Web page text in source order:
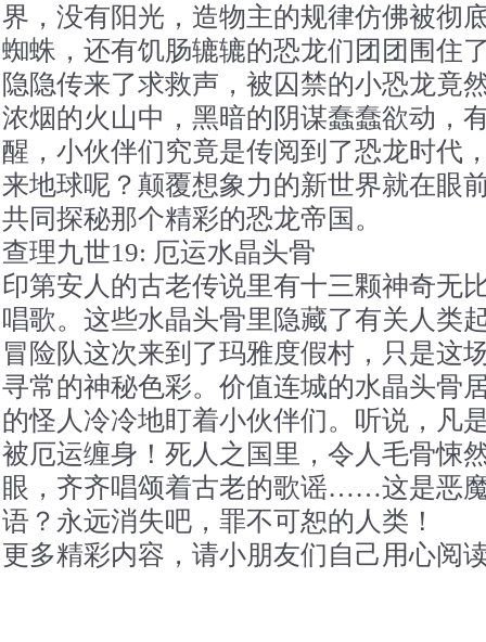
界，没有阳光，造物主的规律仿佛被彻
蜘蛛，还有饥肠辘辘的恐龙们团团围
隐隐传来了求救声，被囚禁的小恐龙竟
浓烟的火山中，黑暗的阴谋蠢蠢欲动，
醒，小伙伴们究竟是传阅到了恐龙时代
来地球呢？颠覆想象力的新世界就在眼
共同探秘那个精彩的恐龙帝国。
查理九世19: 厄运水晶头骨
印第安人的古老传说里有十三颗神奇无
唱歌。这些水晶头骨里隐藏了有关人类
冒险队这次来到了玛雅度假村，只是这
寻常的神秘色彩。价值连城的水晶头骨
的怪人冷冷地盯着小伙伴们。听说，凡
被厄运缠身！死人之国里，令人毛骨悚
眼，齐齐唱颂着古老的歌谣……这是恶
语？永远消失吧，罪不可恕的人类！
更多精彩内容，请小朋友们自己用心阅